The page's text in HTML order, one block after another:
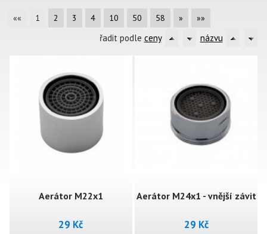
«« 1 2 3 4 10 50 58 » »»
řadit podle ceny názvu
Aerátor M22x1
29 Kč
Aerátor M24x1 - vnější závit
29 Kč